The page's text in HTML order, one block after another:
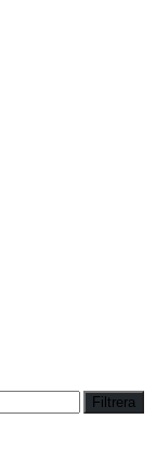
Filtrera